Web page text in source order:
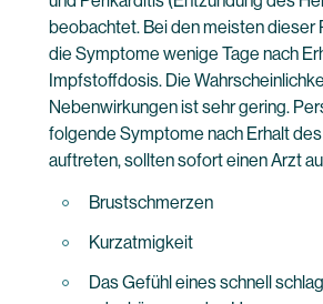
beobachtet. Bei den meisten dieser
die Symptome wenige Tage nach
Impfstoffdosis. Die
Nebenwirkungen ist sehr gering.
folgende Symptome nach Erhalt
auftreten, sollten sofort einen Arzt
Brustschmerzen
Kurzatmigkeit
Das Gefühl eines schnell